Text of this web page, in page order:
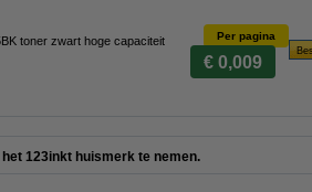
toner zwart hoge capaciteit
Per pagina
€ 0,009
123inkt huismerk te nemen.